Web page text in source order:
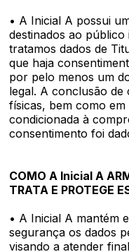
• A Inicial A possui
destinados ao
tratamos dados de
que haja
por pelo menos um
legal. A conclusão de
físicas, bem como
condicionada à
consentimento foi
COMO A Inicial A
TRATA E PROTEGE
• A Inicial A mantém
segurança os dados
visando a atender